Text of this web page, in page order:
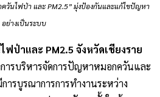
วันไฟป่า และ PM2.5” มุ่งป้องกันและแก้ไขปัญหา
อย่างเป็นระบบ
ป่าและ PM2.5 จังหวัดเชียงราย
ารบริหารจัดการปัญหาหมอกควันและ
ารบูรณาการการทำงานระหว่าง